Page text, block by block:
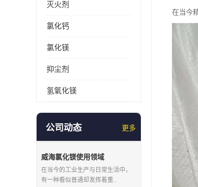
灭火剂
氯化钙
氯化镁
抑尘剂
氢氧化镁
公司动态 更多
威海氯化镁使用领域
在当今的工业生产与日常生活中，
有一种看似普通却发挥着重..
在当今